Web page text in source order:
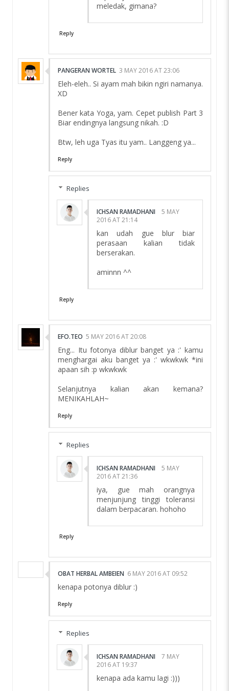
meledak, gimana?
Reply
PANGERAN WORTEL 3 MAY 2016 AT 23:06
Eleh-eleh.. Si ayam mah bikin ngiri namanya.
XD
Bener kata Yoga, yam. Cepet publish Part 3
Biar endingnya langsung nikah. :D
Btw, leh uga Tyas itu yam.. Langgeng ya...
Reply
Replies
ICHSAN RAMADHANI
5 MAY
2016 AT 21:14
kan udah gue blur biar
perasaan kalian tidak
berserakan.
aminnn ^^
Reply
EFO.TEO 5 MAY 2016 AT 20:08
Eng... Itu fotonya diblur banget ya :' kamu
menghargai aku banget ya :' wkwkwk *ini
apaan sih :p wkwkwk
Selanjutnya kalian akan kemana?
MENIKAHLAH~
Reply
Replies
ICHSAN RAMADHANI
5 MAY
2016 AT 21:36
iya, gue mah orangnya
menjunjung tinggi toleransi
dalam berpacaran. hohoho
Reply
OBAT HERBAL AMBEIEN 6 MAY 2016 AT 09:52
kenapa potonya diblur :)
Reply
Replies
ICHSAN RAMADHANI
7 MAY
2016 AT 19:37
kenapa ada kamu lagi :)))